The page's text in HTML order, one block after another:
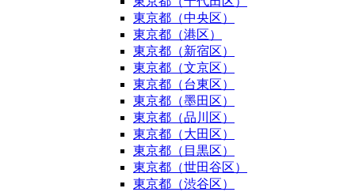
東京都（中央区）
東京都（港区）
東京都（新宿区）
東京都（文京区）
東京都（台東区）
東京都（墨田区）
東京都（品川区）
東京都（大田区）
東京都（目黒区）
東京都（世田谷区）
東京都（渋谷区）